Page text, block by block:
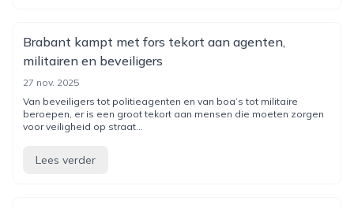
Brabant kampt met fors tekort aan agenten,
militairen en beveiligers
27 nov. 2025
Van beveiligers tot politieagenten en van boa’s tot militaire
beroepen, er is een groot tekort aan mensen die moeten zorgen
voor veiligheid op straat...
Lees verder